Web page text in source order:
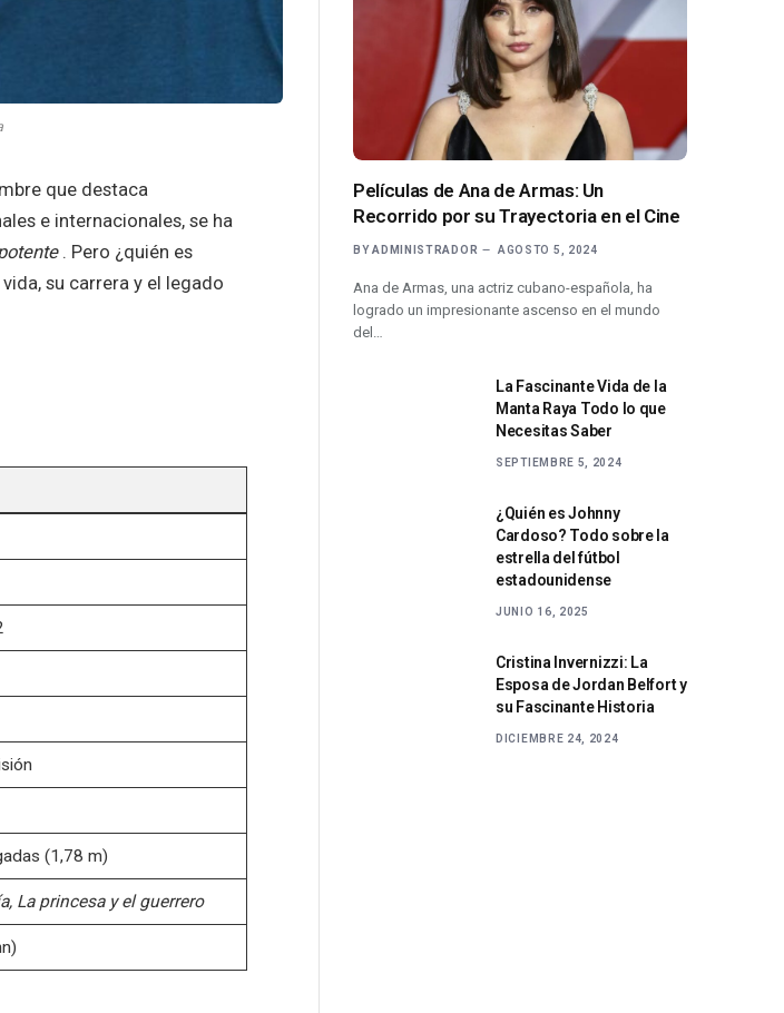
que destaca
e internacionales, se ha
. Pero ¿quién es
su carrera y el legado
(1,78 m)
La princesa y el guerrero
Películas de Ana de Armas: Un
Recorrido por su Trayectoria en el Cine
BY ADMINISTRADOR AGOSTO 5, 2024
Ana de Armas, una actriz cubano-española, ha
logrado un impresionante ascenso en el mundo
del…
La Fascinante Vida de la
Manta Raya Todo lo que
Necesitas Saber
SEPTIEMBRE 5, 2024
¿Quién es Johnny
Cardoso? Todo sobre la
estrella del fútbol
estadounidense
JUNIO 16, 2025
Cristina Invernizzi: La
Esposa de Jordan Belfort y
su Fascinante Historia
DICIEMBRE 24, 2024